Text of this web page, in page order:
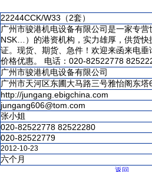
22244CCK/W33（2套）
广州市骏港机电设备有限公司是一家专
NSK…）的港资机构，实力雄厚，供货
证。现货、期货、急件！欢迎来函来电
价格优惠。 电话：020-82522778
广州市骏港机电设备有限公司
广州市天河区东圃大马路三号雅怡阁东
http://jungang.ebigchina.com
jungang606@tom.com
张小姐
020-82522778 82522280
020-82522779
2012-10-23
六个月
返回